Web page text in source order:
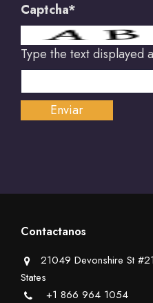
Captcha*
Type the text displayed
Contactanos
21049 Devonshire St
States
+1 866 964 1054